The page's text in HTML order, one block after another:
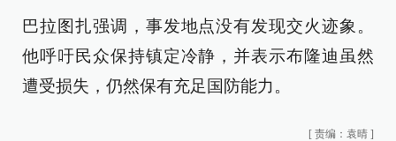
巴拉图扎强调，事发地点没有发现交火迹象。
他呼吁民众保持镇定冷静，并表示布隆迪虽然
遭受损失，仍然保有充足国防能力。
[ 责编：袁晴 ]